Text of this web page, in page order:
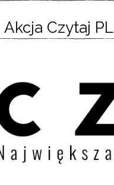
Akcja Czytaj PL